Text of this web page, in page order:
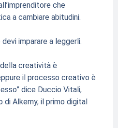
che
a cambiare abitudini.
imparare a leggerli.
creatività è
il processo creativo è
dice Duccio Vitali,
Alkemy, il primo digital